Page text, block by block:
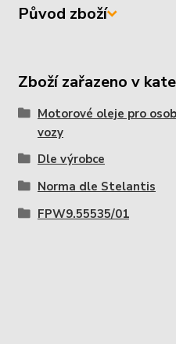
Původ zboží
Zboží zařazeno v
Motorové oleje pro
vozy
Dle výrobce
Norma dle Stelantis
FPW9.55535/01